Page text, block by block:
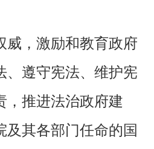
，激励和教育政府
、遵守宪法、维护宪
，推进法治政府建
及其各部门任命的国